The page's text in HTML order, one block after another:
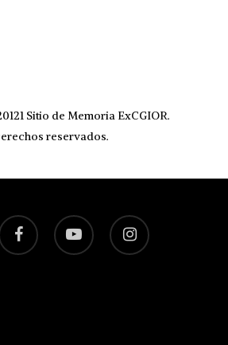
Sitio de Memoria ExCGIOR.
reservados.
facebook youtube instagram